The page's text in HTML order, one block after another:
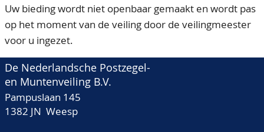
Uw bieding wordt niet openbaar gemaakt en wordt pas
op het moment van de veiling door de veilingmeester
voor u ingezet.
De Nederlandsche Postzegel-
en Muntenveiling B.V.
Pampuslaan 145
1382 JN Weesp